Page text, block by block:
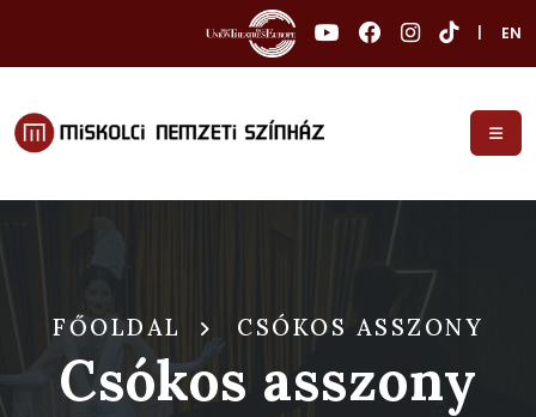
EN
FŐOLDAL CSÓKOS ASSZONY
Csókos asszony